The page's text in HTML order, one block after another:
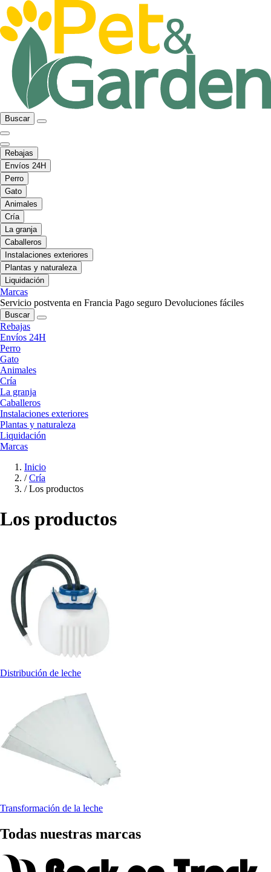
Buscar
Rebajas
Envíos 24H
Perro
Gato
Animales
Cría
La granja
Caballeros
Instalaciones exteriores
Plantas y naturaleza
Liquidación
Marcas
Servicio postventa en Francia Pago seguro Devoluciones fáciles
Buscar
Rebajas
Envíos 24H
Perro
Gato
Animales
Cría
La granja
Caballeros
Instalaciones exteriores
Plantas y naturaleza
Liquidación
Marcas
Inicio
/ Cría
/ Los productos
Los productos
Distribución de leche
Transformación de la leche
Todas nuestras marcas